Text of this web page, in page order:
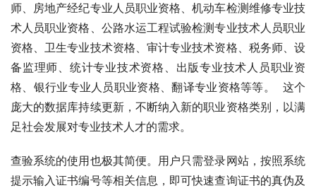
师、房地产经纪专业人员职业资格、机动车检测维修专业技
术人员职业资格、公路水运工程试验检测专业技术人员职业
资格、卫生专业技术资格、审计专业技术资格、税务师、设
备监理师、统计专业技术资格、出版专业技术人员职业资
格、银行业专业人员职业资格、翻译专业资格等等。  这个
庞大的数据库持续更新，不断纳入新的职业资格类别，以满
足社会发展对专业技术人才的需求。
查验系统的使用也极其简便。用户只需登录网站，按照系统
提示输入证书编号等相关信息，即可快速查询证书的真伪及